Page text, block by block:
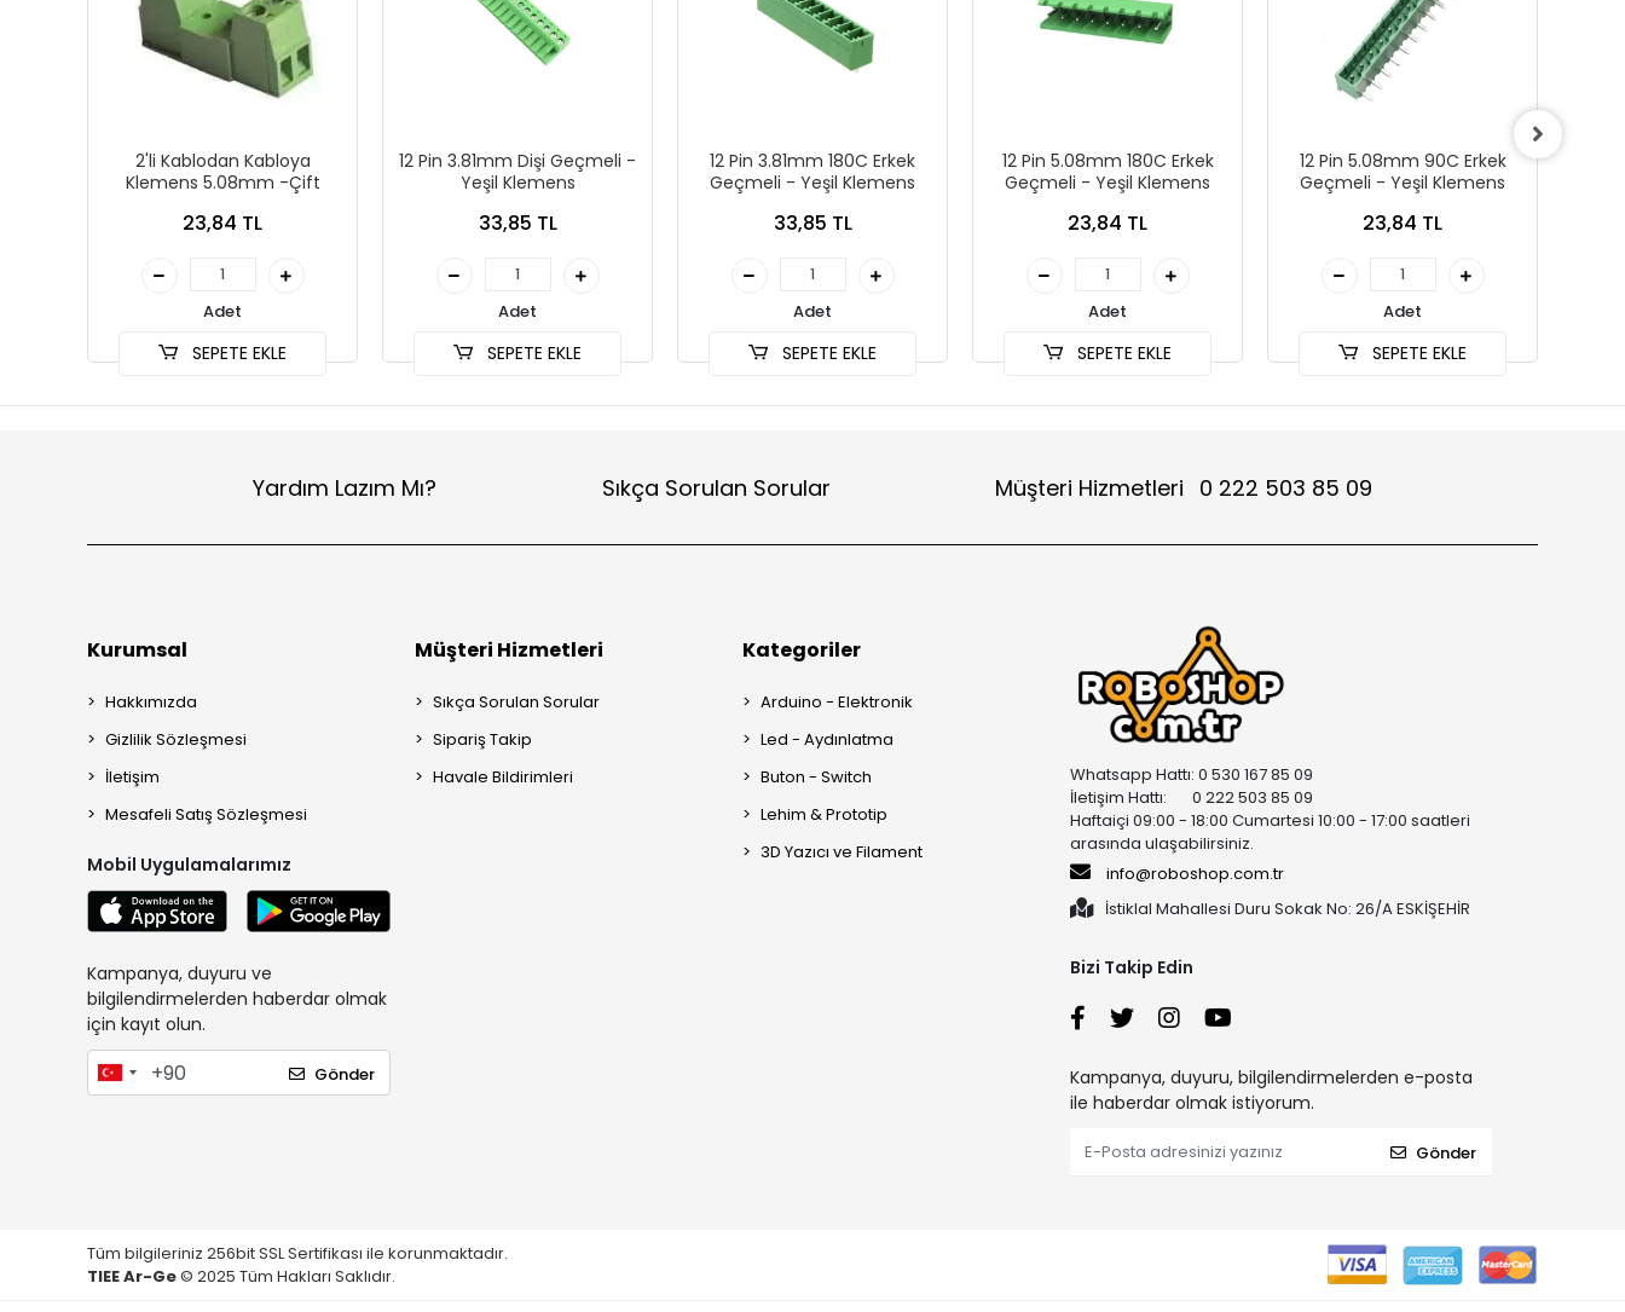
2'li Kablodan Kabloya
Klemens 5.08mm -Çift
23,84 TL
Adet
SEPETE EKLE
12 Pin 3.81mm Dişi Geçmeli -
Yeşil Klemens
33,85 TL
Adet
SEPETE EKLE
12 Pin 3.81mm 180C Erkek
Geçmeli - Yeşil Klemens
33,85 TL
Adet
SEPETE EKLE
12 Pin 5.08mm 180C Erkek
Geçmeli - Yeşil Klemens
23,84 TL
Adet
SEPETE EKLE
12 Pin 5.08mm 90C Erkek
Geçmeli - Yeşil Klemens
23,84 TL
Adet
SEPETE EKLE
Yardım Lazım Mı? Sıkça Sorulan Sorular Müşteri Hizmetleri 0 222 503 85 09
Kurumsal
Hakkımızda
Gizlilik Sözleşmesi
İletişim
Mesafeli Satış Sözleşmesi
Mobil Uygulamalarımız
Kampanya, duyuru ve
bilgilendirmelerden haberdar olmak
için kayıt olun.
Gönder
Müşteri Hizmetleri
Sıkça Sorulan Sorular
Sipariş Takip
Havale Bildirimleri
Kategoriler
Arduino - Elektronik
Led - Aydınlatma
Buton - Switch
Lehim & Prototip
3D Yazıcı ve Filament
Whatsapp Hattı: 0 530 167 85 09
İletişim Hattı: 0 222 503 85 09
Haftaiçi 09:00 - 18:00 Cumartesi 10:00 - 17:00 saatleri
arasında ulaşabilirsiniz.
info@roboshop.com.tr
İstiklal Mahallesi Duru Sokak No: 26/A ESKİŞEHİR
Bizi Takip Edin
Kampanya, duyuru, bilgilendirmelerden e-posta
ile haberdar olmak istiyorum.
Gönder
Tüm bilgileriniz 256bit SSL Sertifikası ile korunmaktadır.
TIEE Ar-Ge© 2025 Tüm Hakları Saklıdır.